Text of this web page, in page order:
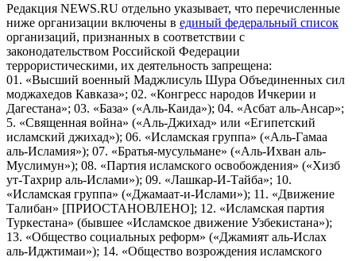
Редакция NEWS.RU отдельно указывает, что перечисленные
ниже организации включены в единый федеральный список
организаций, признанных в соответствии с
законодательством Российской Федерации
террористическими, их деятельность запрещена:
01. «Высший военный Маджлисуль Шура Объединенных сил
моджахедов Кавказа»; 02. «Конгресс народов Ичкерии и
Дагестана»; 03. «База» («Аль-Каида»); 04. «Асбат аль-Ансар»;
5. «Священная война» («Аль-Джихад» или «Египетский
исламский джихад»); 06. «Исламская группа» («Аль-Гамаа
аль-Исламия»); 07. «Братья-мусульмане» («Аль-Ихван аль-
Муслимун»); 08. «Партия исламского освобождения» («Хизб
ут-Тахрир аль-Ислами»); 09. «Лашкар-И-Тайба»; 10.
«Исламская группа» («Джамаат-и-Ислами»); 11. «Движение
Талибан» [ПРИОСТАНОВЛЕНО]; 12. «Исламская партия
Туркестана» (бывшее «Исламское движение Узбекистана»);
13. «Общество социальных реформ» («Джамият аль-Ислах
аль-Иджтимаи»); 14. «Общество возрождения исламского